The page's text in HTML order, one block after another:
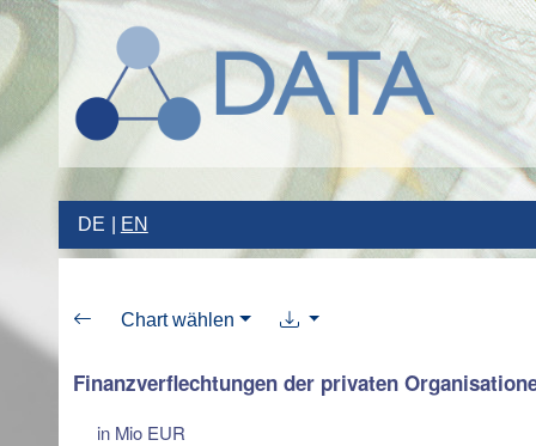
DE EN
Chart wählen
Finanzverflechtungen der privaten
in Mio EUR